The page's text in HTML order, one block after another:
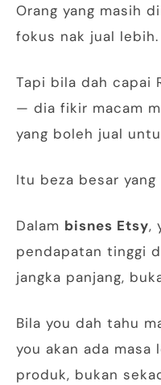
Orang yang masih
fokus nak jual lebih.
Tapi bila dah capai
— dia fikir macam
yang boleh jual
Itu beza besar
Dalam bisnes Etsy,
pendapatan tinggi
jangka panjang,
Bila you dah tahu
you akan ada masa
produk, bukan